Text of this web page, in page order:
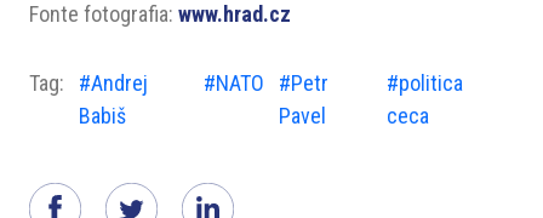
Fonte fotografia: www.hrad.cz
Tag:
#Andrej
Babiš
#NATO
#Petr
Pavel
#politica
ceca